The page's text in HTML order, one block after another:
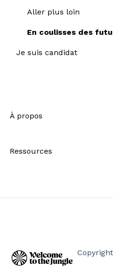
Aller plus loin
En coulisses des
Je suis candidat
Envoyer une
Découvrir les
Aller plus loin
À propos
Ressources